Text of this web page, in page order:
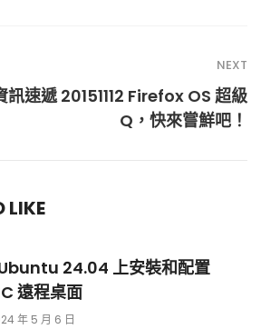
NEXT
速遞 20151112 Firefox OS 超級
Q，快來嘗鮮吧！
LIKE
24.04 上安裝和配置
遠程桌面
年 5 月 6 日